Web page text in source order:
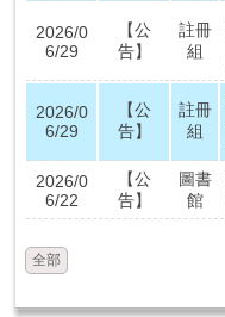
2026/0
6/29
【公
告】
註冊
組
2026/0
6/29
【公
告】
註冊
組
2026/0
6/22
【公
告】
圖書
館
全部